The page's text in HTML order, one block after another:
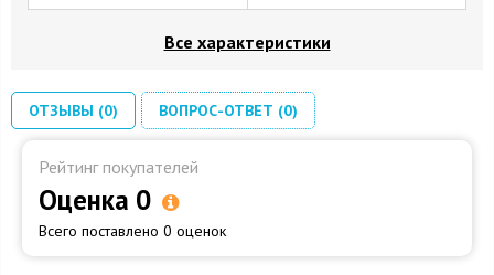
Все характеристики
ОТЗЫВЫ (0) ВОПРОС-ОТВЕТ (0)
Рейтинг покупателей
Оценка 0
Всего поставлено 0 оценок